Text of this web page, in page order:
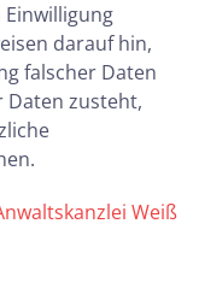
darauf hin,
falscher Daten
Daten zusteht,
Weiß